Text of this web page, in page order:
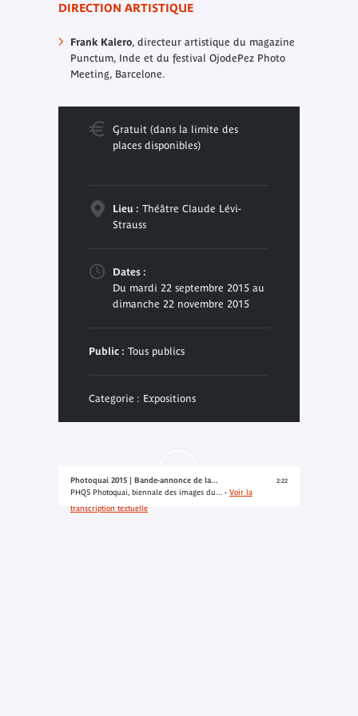
DIRECTION ARTISTIQUE
Frank Kalero, directeur artistique du magazine
Punctum, Inde et du festival OjodePez Photo
Meeting, Barcelone.
Gratuit (dans la limite des
places disponibles)
Lieu : Théâtre Claude Lévi-
Strauss
Dates :
Du mardi 22 septembre 2015 au
dimanche 22 novembre 2015
Public : Tous publics
Categorie : Expositions
Photoquai 2015 | Bande-annonce de la...
PHQ5 Photoquai, biennale des images du... - Voir la
transcription textuelle
2:22